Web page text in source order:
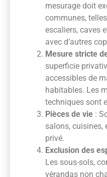
mesurage doit
communes,
escaliers, caves
avec d’autres
Mesure stricte
superficie
accessibles de
habitables. Les
techniques sont
Pièces de vie :
salons, cuisines,
privé.
Exclusion des
Les sous-sols,
vérandas non